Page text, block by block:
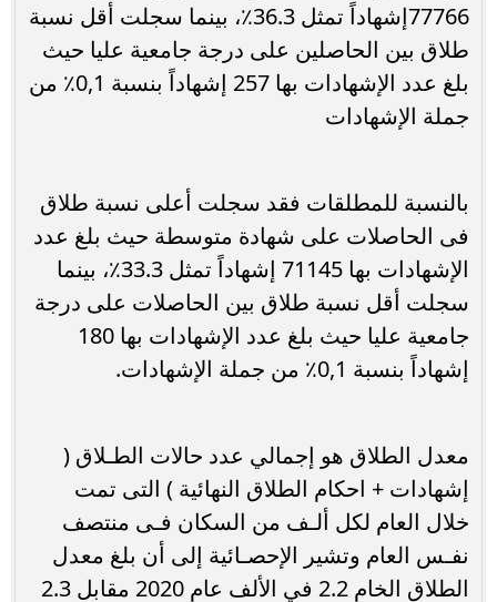
77766إشهاداً تمثل 36.3٪، بينما سجلت أقل نسبة
طلاق بين الحاصلين على درجة جامعية عليا حيث
بلغ عدد الإشهادات بها 257 إشهاداً بنسبة 0,1٪ من
جملة الإشهادات
بالنسبة للمطلقات فقد سجلت أعلى نسبة طلاق
فى الحاصلات على شهادة متوسطة حيث بلغ عدد
الإشهادات بها 71145 إشهاداً تمثل 33.3٪، بينما
سجلت أقل نسبة طلاق بين الحاصلات على درجة
جامعية عليا حيث بلغ عدد الإشهادات بها 180
إشهاداً بنسبة 0,1٪ من جملة الإشهادات.
معدل الطلاق هو إجمالي عدد حالات الطـلاق (
إشهادات + احكام الطلاق النهائية ) التى تمت
خلال العام لكل ألـف من السكان فـى منتصف
نفـس العام وتشير الإحصـائية إلى أن بلغ معدل
الطلاق الخام 2.2 في الألف عام 2020 مقابل 2.3